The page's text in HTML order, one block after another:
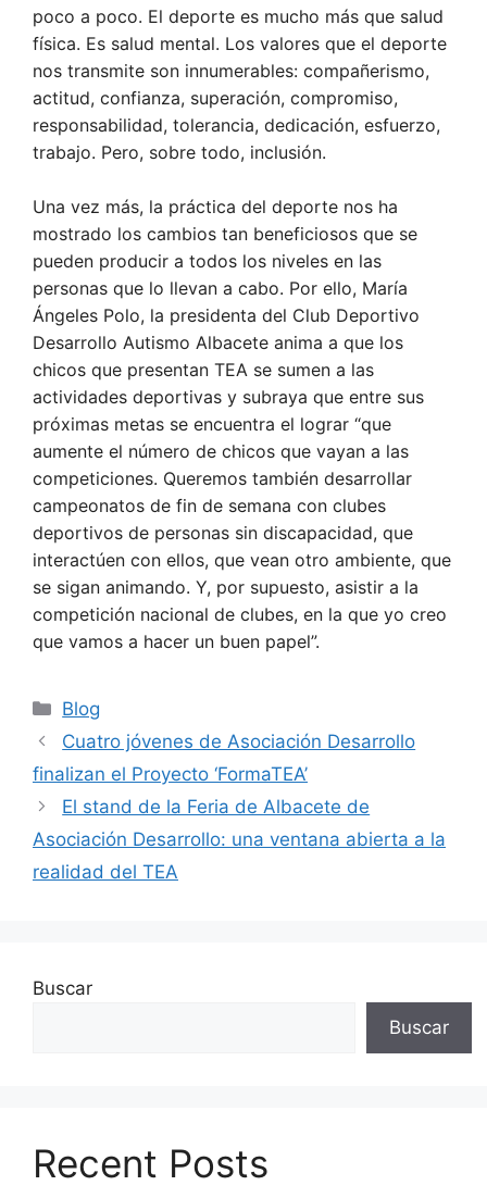
poco a poco. El deporte es mucho más que salud
física. Es salud mental. Los valores que el deporte
nos transmite son innumerables: compañerismo,
actitud, confianza, superación, compromiso,
responsabilidad, tolerancia, dedicación, esfuerzo,
trabajo. Pero, sobre todo, inclusión.
Una vez más, la práctica del deporte nos ha
mostrado los cambios tan beneficiosos que se
pueden producir a todos los niveles en las
personas que lo llevan a cabo. Por ello, María
Ángeles Polo, la presidenta del Club Deportivo
Desarrollo Autismo Albacete anima a que los
chicos que presentan TEA se sumen a las
actividades deportivas y subraya que entre sus
próximas metas se encuentra el lograr “que
aumente el número de chicos que vayan a las
competiciones. Queremos también desarrollar
campeonatos de fin de semana con clubes
deportivos de personas sin discapacidad, que
interactúen con ellos, que vean otro ambiente, que
se sigan animando. Y, por supuesto, asistir a la
competición nacional de clubes, en la que yo creo
que vamos a hacer un buen papel”.
Blog
Cuatro jóvenes de Asociación Desarrollo
finalizan el Proyecto ‘FormaTEA’
El stand de la Feria de Albacete de
Asociación Desarrollo: una ventana abierta a la
realidad del TEA
Buscar
Buscar
Recent Posts